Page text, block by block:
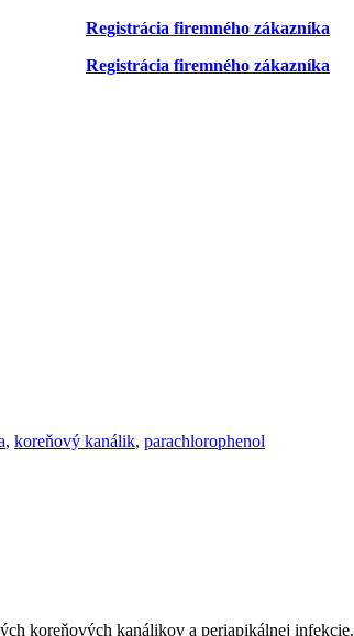
Registrácia firemného zákazníka
Registrácia firemného zákazníka
, koreňový kanálik, parachlorophenol
koreňových kanálikov a periapikálnej infekcie.